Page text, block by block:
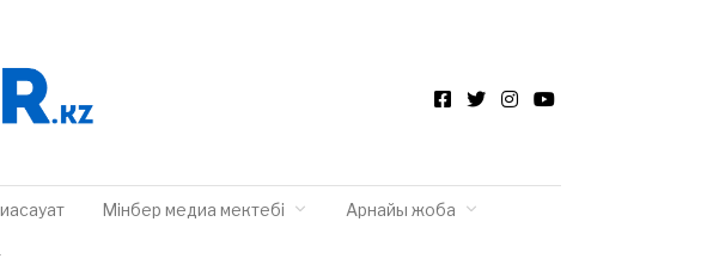
Мінбер медиа мектебі Арнайы жоба